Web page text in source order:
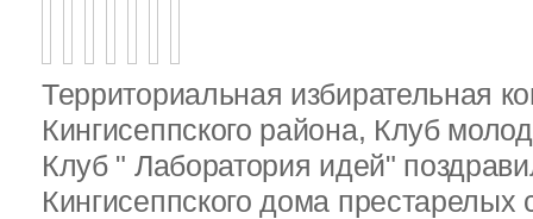
Территориальная избирательная
Кингисеппского района, Клуб
Клуб " Лаборатория идей"
Кингисеппского дома